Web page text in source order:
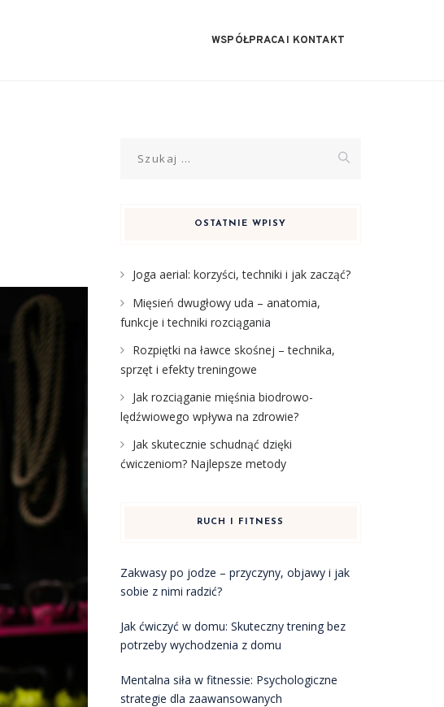
WSPÓŁPRACA I KONTAKT
OSTATNIE WPISY
Joga aerial: korzyści, techniki i jak zacząć?
Mięsień dwugłowy uda – anatomia,
funkcje i techniki rozciągania
Rozpiętki na ławce skośnej – technika,
sprzęt i efekty treningowe
Jak rozciąganie mięśnia biodrowo-
lędźwiowego wpływa na zdrowie?
Jak skutecznie schudnąć dzięki
ćwiczeniom? Najlepsze metody
RUCH I FITNESS
Zakwasy po jodze – przyczyny, objawy i jak
sobie z nimi radzić?
Jak ćwiczyć w domu: Skuteczny trening bez
potrzeby wychodzenia z domu
Mentalna siła w fitnessie: Psychologiczne
strategie dla zaawansowanych